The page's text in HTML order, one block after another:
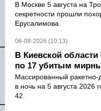
В Москве 5 августа на
секретности прошли
Ерусалимова.
06-08-2026 (10:13)
В Киевской
по 17 убитым
Массированный ракетно-
в ночь на 5 августа 2026
42.